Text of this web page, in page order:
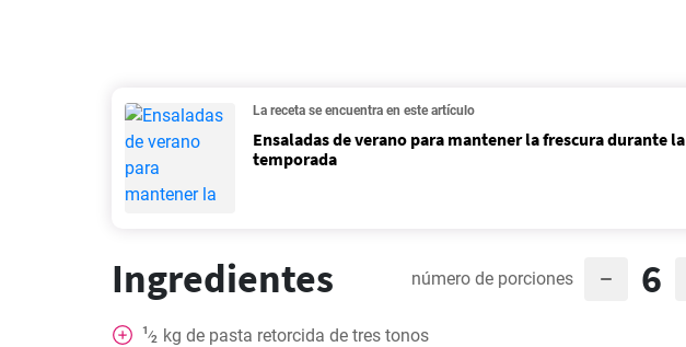
La receta se encuentra en este artículo
Ensaladas de verano para mantener la frescura durante la
temporada
Ingredientes número de porciones 6
1⁄2 kg de pasta retorcida de tres tonos